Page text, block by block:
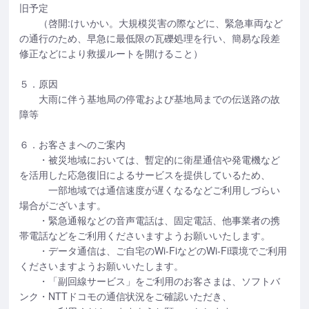
旧予定
（啓開:けいかい。大規模災害の際などに、緊急車両など
の通行のため、早急に最低限の瓦礫処理を行い、簡易な段差
修正などにより救援ルートを開けること）
５．原因
大雨に伴う基地局の停電および基地局までの伝送路の故
障等
６．お客さまへのご案内
・被災地域においては、暫定的に衛星通信や発電機など
を活用した応急復旧によるサービスを提供しているため、
一部地域では通信速度が遅くなるなどご利用しづらい
場合がございます。
・緊急通報などの音声電話は、固定電話、他事業者の携
帯電話などをご利用くださいますようお願いいたします。
・データ通信は、ご自宅のWi-FiなどのWi-Fi環境でご利用
くださいますようお願いいたします。
・「副回線サービス」をご利用のお客さまは、ソフトバ
ンク・NTTドコモの通信状況をご確認いただき、